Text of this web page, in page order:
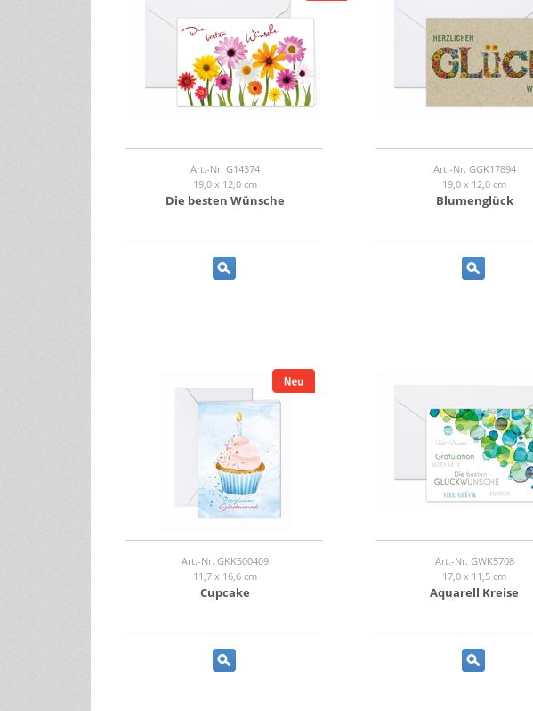
Art.-Nr. G14374
19,0 x 12,0 cm
Die besten Wünsche
Art.-Nr. GGK17894
19,0 x 12,0 cm
Blumenglück
Art.-Nr. GKK500409
11,7 x 16,6 cm
Cupcake
Art.-Nr. GWK5708
17,0 x 11,5 cm
Aquarell Kreise